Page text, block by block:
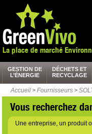
La place de marché
GESTION DE
L’ÉNERGIE
DÉCHETS ET
RECYCLAGE
Accueil > Fournisseurs >
Vous recherchez
Une entreprise, un produit